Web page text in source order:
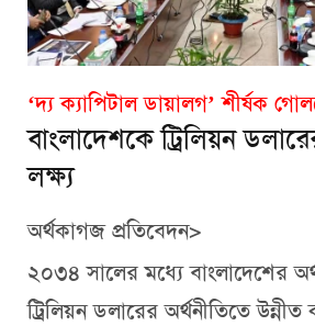
‘দ্য ক্যাপিটাল ডায়ালগ’ শীর্ষক
বাংলাদেশকে ট্রিলিয়ন
লক্ষ্য
অর্থকাগজ প্রতিবেদন>
২০৩৪ সালের মধ্যে বাংলাদেশের
ট্রিলিয়ন ডলারের অর্থনীতিতে উন্নীত